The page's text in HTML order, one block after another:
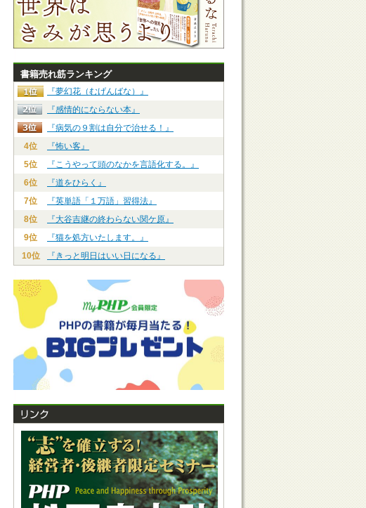
書籍売れ筋ランキング
『夢幻花（むげんばな）』
『感情的にならない本』
『病気の９割は自分で治せる！』
4位
『怖い客』
5位
『こうやって頭のなかを言語化する。』
6位
『道をひらく』
7位
『英単語「１万語」習得法』
8位
『大谷吉継の終わらない関ケ原』
9位
『猫を処方いたします。』
10位
『きっと明日はいい日になる』